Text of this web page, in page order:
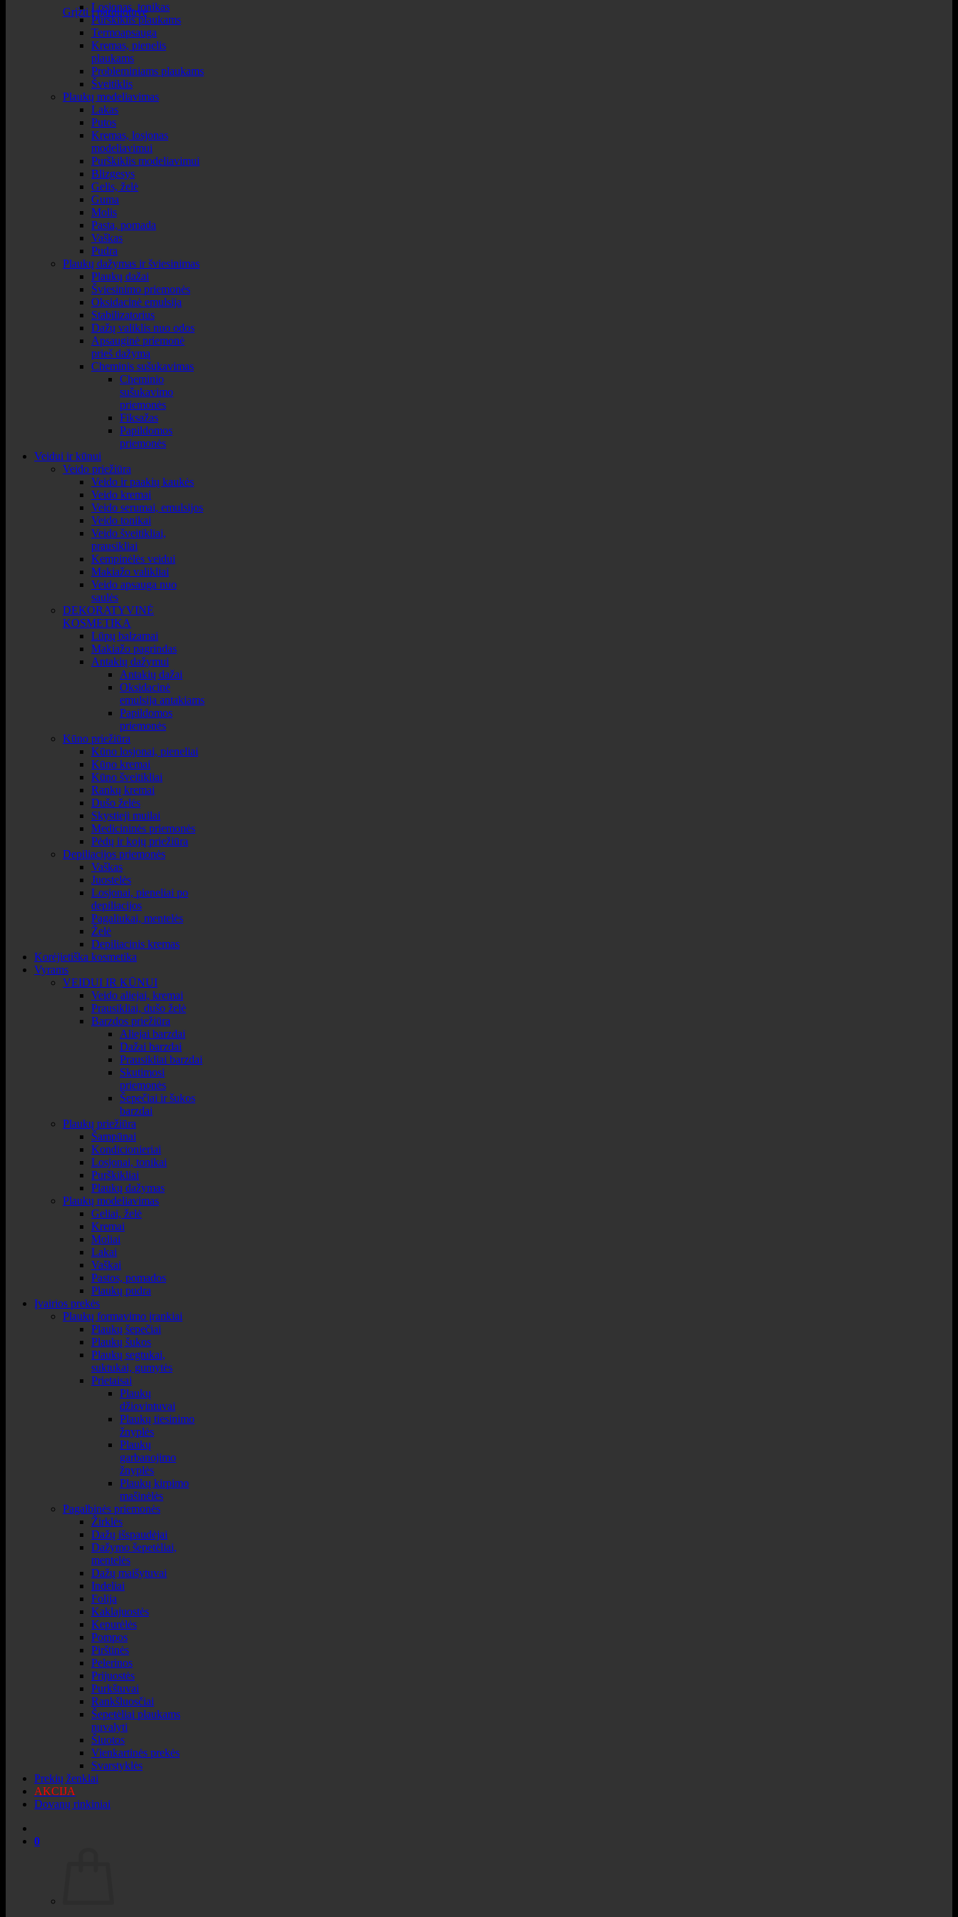
Grįžti į parduotuvę
Losjonas, tonikas
Purškiklis plaukams
Termoapsauga
Kremas, pienelis
plaukams
Probleminiams plaukams
Šveitiklis
Plaukų modeliavimas
Lakas
Putos
Kremas, losjonas
modeliavimui
Purškiklis modeliavimui
Blizgesys
Gelis, želė
Guma
Molis
Pasta, pomada
Vaškas
Pudra
Plaukų dažymas ir šviesinimas
Plaukų dažai
Šviesinimo priemonės
Oksidacinė emulsija
Stabilizatorius
Dažų valiklis nuo odos
Apsauginė priemonė
prieš dažymą
Cheminis sušukavimas
Cheminio
sušukavimo
priemonės
Fiksažas
Papildomos
priemonės
Veidui ir kūnui
Veido priežiūra
Veido ir paakių kaukės
Veido kremai
Veido serumai, emulsijos
Veido tonikai
Veido šveitikliai,
prausikliai
Kempinėlės veidui
Makiažo valikliai
Veido apsauga nuo
saulės
DEKORATYVINĖ
KOSMETIKA
Lūpų balzamai
Makiažo pagrindas
Antakių dažymui
Antakių dažai
Oksidacinė
emulsija antakiams
Papildomos
priemonės
Kūno priežiūra
Kūno losjonai, pieneliai
Kūno kremai
Kūno šveitikliai
Rankų kremai
Dušo želės
Skystieji muilai
Medicininės priemonės
Pėdų ir kojų priežiūra
Depiliacijos priemonės
Vaškas
Juostelės
Losjonai, pieneliai po
depiliacijos
Pagaliukai, mentelės
Želė
Depiliacinis kremas
Korėjietiška kosmetika
Vyrams
VEIDUI IR KŪNUI
Veido aliejai, kremai
Prausikliai, dušo želė
Barzdos priežiūra
Aliejai barzdai
Dažai barzdai
Prausikliai barzdai
Skutimosi
priemonės
Šepečiai ir šukos
barzdai
Plaukų priežiūra
Šampūnai
Kondicionieriai
Losjonai, tonikai
Purškikliai
Plaukų dažymas
Plaukų modeliavimas
Geliai, želė
Kremai
Moliai
Lakai
Vaškai
Pastos, pomados
Plaukų pudra
Įvairios prekės
Plaukų formavimo įrankiai
Plaukų šepečiai
Plaukų šukos
Plaukų segtukai,
suktukai, gumytės
Prietaisai
Plaukų
džiovintuvai
Plaukų tiesinimo
žnyplės
Plaukų
garbanojimo
žnyplės
Plaukų kirpimo
mašinėlės
Pagalbinės priemonės
Žirklės
Dažų išspaudėjai
Dažymo šepetėliai,
mentelės
Dažų maišytuvai
Indeliai
Folija
Kaklajuostės
Kepurėlės
Pompos
Pirštinės
Pelerinos
Prijuostės
Purkštuvai
Rankšluosčiai
Šepetėliai plaukams
nuvalyti
Šluotos
Vienkartinės prekės
Svarstyklės
Prekių ženklai
AKCIJA
Dovanų rinkiniai
0